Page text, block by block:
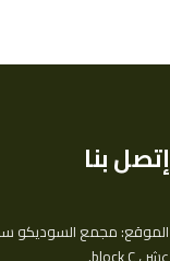
إتصل بنا
الموقع: مجمع السوديكو